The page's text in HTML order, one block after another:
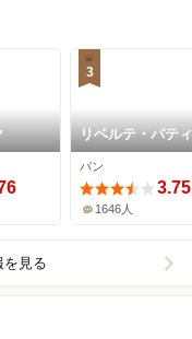
3
リベルテ・パテ
ー・ブーランジ
東京本店・吉祥寺
パン
3.75
1646人
を見る